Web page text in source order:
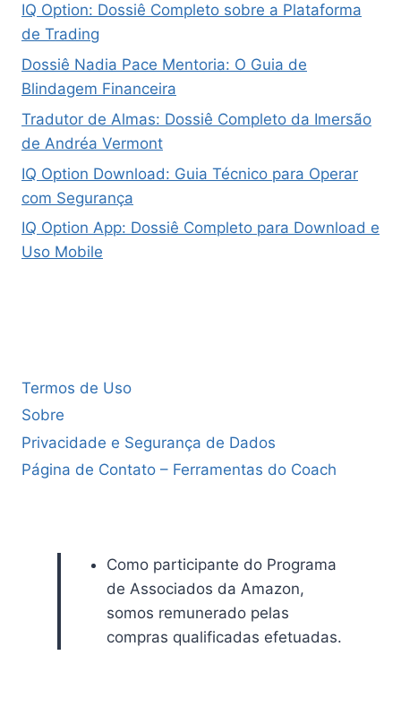
IQ Option: Dossiê Completo sobre a Plataforma
de Trading
Dossiê Nadia Pace Mentoria: O Guia de
Blindagem Financeira
Tradutor de Almas: Dossiê Completo da Imersão
de Andréa Vermont
IQ Option Download: Guia Técnico para Operar
com Segurança
IQ Option App: Dossiê Completo para Download e
Uso Mobile
Termos de Uso
Sobre
Privacidade e Segurança de Dados
Página de Contato – Ferramentas do Coach
Como participante do Programa
de Associados da Amazon,
somos remunerado pelas
compras qualificadas efetuadas.